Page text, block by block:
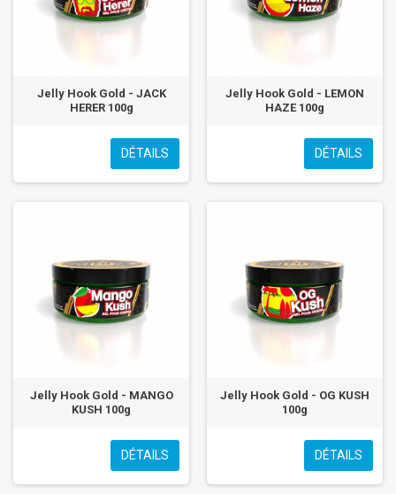
Jelly Hook Gold - JACK
HERER 100g
DÉTAILS
Jelly Hook Gold - LEMON
HAZE 100g
DÉTAILS
Jelly Hook Gold - MANGO
KUSH 100g
DÉTAILS
Jelly Hook Gold - OG KUSH
100g
DÉTAILS